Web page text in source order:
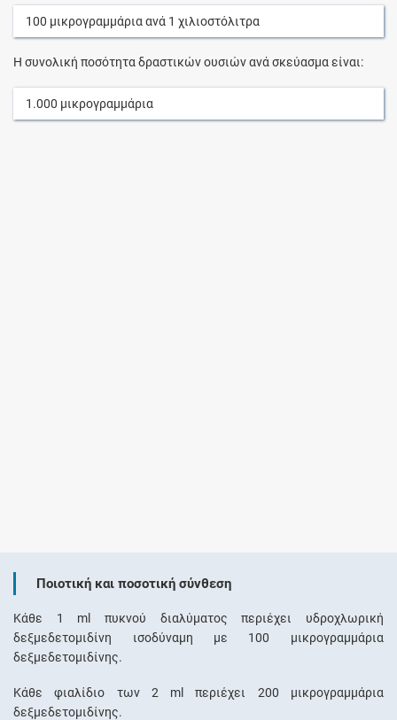
100 μικρογραμμάριαανά 1 χιλιοστόλιτρα
Η συνολική ποσότητα δραστικών ουσιών ανά σκεύασμα είναι:
1.000 μικρογραμμάρια
Ποιοτική και ποσοτική σύνθεση
Κάθε 1 ml πυκνού διαλύματος περιέχει υδροχλωρική
δεξμεδετομιδίνη ισοδύναμη με 100 μικρογραμμάρια
δεξμεδετομιδίνης.
Κάθε φιαλίδιο των 2 ml περιέχει 200 μικρογραμμάρια
δεξμεδετομιδίνης.